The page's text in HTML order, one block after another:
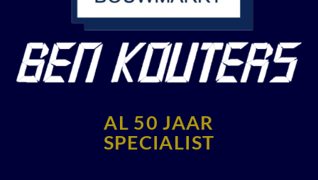
AL 50 JAAR
SPECIALIST